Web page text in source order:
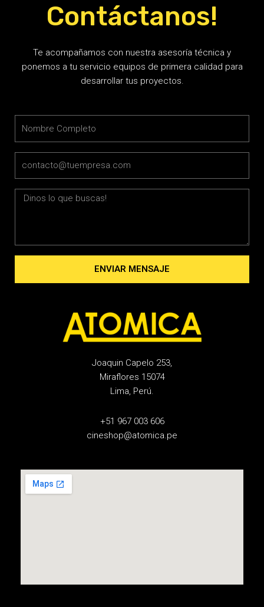
Contáctanos!
Te acompañamos con nuestra asesoría técnica y
ponemos a tu servicio equipos de primera calidad para
desarrollar tus proyectos.
Message
ENVIAR MENSAJE
Joaquin Capelo 253,
Miraflores 15074
Lima, Perú.
+51 967 003 606
cineshop@atomica.pe